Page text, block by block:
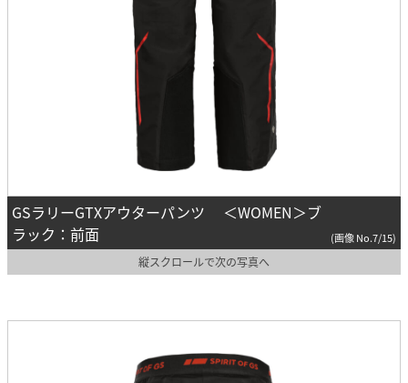
GSラリーGTXアウターパンツ ＜WOMEN＞ブ
ラック：前面
(画像 No.7/15)
縦スクロールで次の写真へ